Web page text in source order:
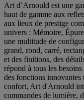
Art d’Arnould est une
haut de gamme aux
aux lieux de prestige
univers : Mémoire,
une multitude de
grand, rond, carré,
et des finitions, des
répond à tous les
des fonctions innovantes
confort, Art d'Arnould
commandes de lumière,